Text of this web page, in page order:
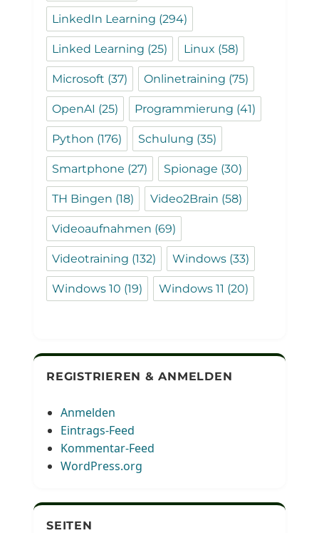
LinkedIn Learning (294)
Linked Learning (25) Linux (58)
Microsoft (37) Onlinetraining (75)
OpenAI (25) Programmierung (41)
Python (176) Schulung (35)
Smartphone (27) Spionage (30)
TH Bingen (18) Video2Brain (58)
Videoaufnahmen (69)
Videotraining (132) Windows (33)
Windows 10 (19) Windows 11 (20)
REGISTRIEREN & ANMELDEN
Anmelden
Eintrags-Feed
Kommentar-Feed
WordPress.org
SEITEN